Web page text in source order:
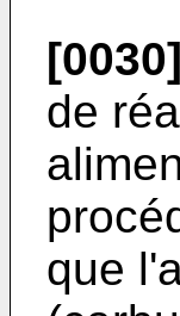
[0030]
de
que